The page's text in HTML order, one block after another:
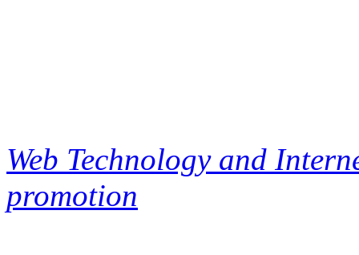
Web Technology and
promotion